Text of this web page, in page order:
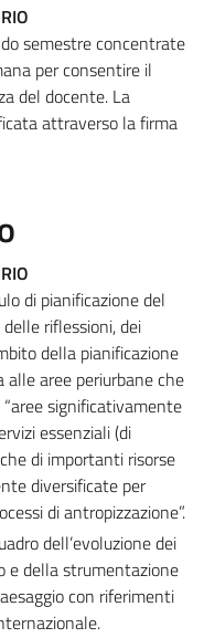
semestre concentrate
per consentire il
del docente. La
attraverso la firma
di pianificazione del
riflessioni, dei
della pianificazione
alle aree periurbane che
“aree significativamente
essenziali (di
di importanti risorse
diversificate per
di antropizzazione”.
dell’evoluzione dei
e della strumentazione
con riferimenti